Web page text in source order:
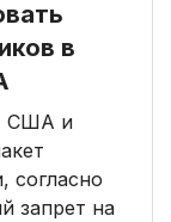
в
США и
согласно
запрет на